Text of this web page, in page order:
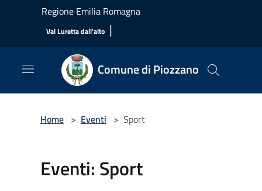
Salta al contenuto principale
Regione Emilia Romagna
Val Luretta dall'alto |
Comune di Piozzano
Home > Eventi > Sport
Eventi: Sport